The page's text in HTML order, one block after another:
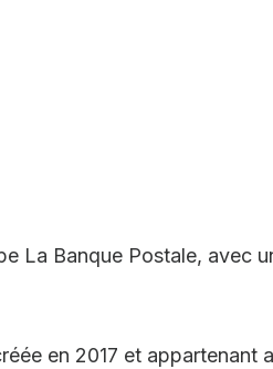
La Banque Postale, avec
en 2017 et